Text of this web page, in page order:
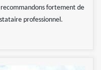
fortement de
professionnel.